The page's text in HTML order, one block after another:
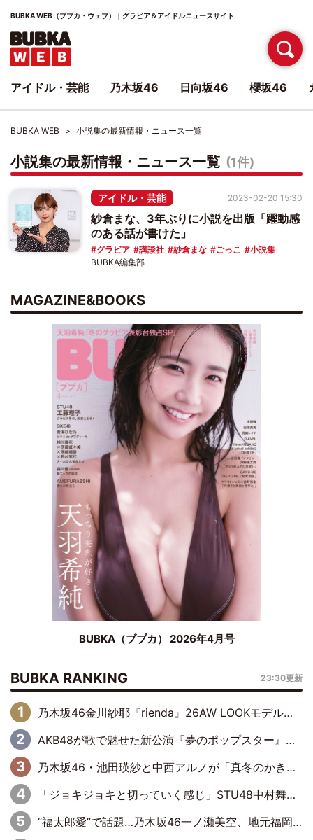
BUBKA WEB（ブブカ・ウェブ）｜グラビア＆アイドルニュースサイト
BUBKA WEB 小説集の最新情報・ニュース一覧
小説集の最新情報・ニュース一覧 (1件)
アイドル・芸能
紗倉まな、3年ぶりに小説を出版「躍動感
のある話が書けた」
グラビア 講談社 紗倉まな ごっこ 小説集
2023-02-20 15:30
BUBKA編集部
MAGAZINE&BOOKS
BUBKA（ブブカ） 2026年4月号
BUBKA RANKING 23:30更新
乃木坂46金川紗耶『rienda』26AW LOOKモデルに就任
AKB48が歌で魅せた新公演『夢のポップスター』 初日から全身全霊のステージ
乃木坂46・池田瑛紗と中西アルノが「真冬のかき氷」騒動で火花散らす！ 因縁の裏にあるのは、逆境をともに“凌”ぐ似た者同士の絆
「ジョキジョキと切っていく感じ」STU48中村舞、新しい挑戦は自らの手で
“福太郎愛”で話題…乃木坂46一ノ瀬美空、地元福岡『めんべい25周年トップサポーター』に就任
アイドル・芸能 乃木坂46 日向坂46 櫻坂46